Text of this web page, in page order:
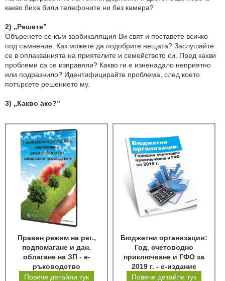
какво биха били телефоните ни без камера?
2) „Решете”
Объренете се към заобикалящия Ви свят и поставете всичко
под съмнение. Как можете да подобрите нещата? Заслушайте
се в оплакванията на приятелите и семейството си. Пред какви
проблеми са се изправяли? Какво ги е изненадало неприятно
или подразнило? Идентифицирайте проблема, след което
потърсете решението му.
3) „Какво ако?”
Правен режим на рег.,
подпомагане и дан.
облагане на ЗП - е-
ръководство
Повече детайли тук
Бюджетни организации:
Год. счетоводно
приключване и ГФО за
2019 г. - е-издание
Повече детайли тук